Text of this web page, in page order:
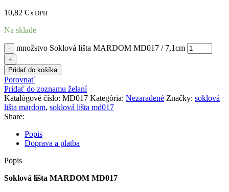
10,82 € s DPH
Na sklade
množstvo Soklová lišta MARDOM MD017 / 7,1cm
Pridať do košíka
Porovnať
Pridať do zoznamu želaní
Katalógové číslo: MD017 Kategória: Nezaradené Značky: soklová
lišta mardom, soklová lišta md017
Share:
Popis
Doprava a platba
Popis
Soklová lišta MARDOM MD017